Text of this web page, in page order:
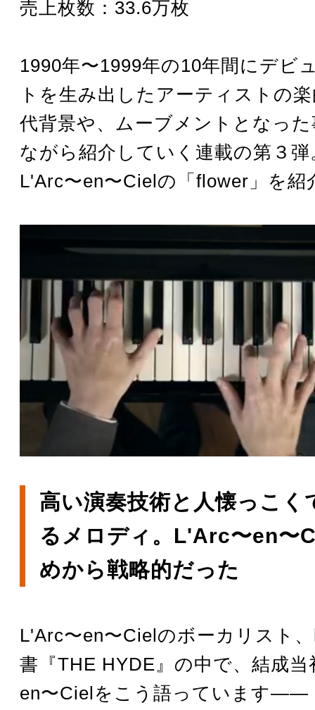
売上枚数：33.6万枚
1990年〜1999年の10年間にデビ
トを生み出したアーティストの
代背景や、ムーブメントとなっ
ながら紹介していく連載の第３
L'Arc〜en〜Cielの「flower」を紹
高い演奏技術と人懐っこく
るメロディ。L'Arc〜en〜
めから戦略的だった
L'Arc〜en〜Cielのボーカリスト
書『THE HYDE』の中で、結成
en〜Cielをこう語っています――